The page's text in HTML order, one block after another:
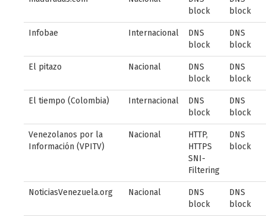
block
block
Infobae Internacional
DNS
block
DNS
block
El pitazo Nacional
DNS
block
DNS
block
El tiempo (Colombia) Internacional
DNS
block
DNS
block
Venezolanos por la
Información (VPITV)
Nacional
HTTP,
HTTPS
SNI-
Filtering
DNS
block
NoticiasVenezuela.org Nacional
DNS
block
DNS
block